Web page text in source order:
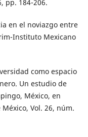
pp. 184-206.
en el noviazgo entre
Instituto Mexicano
como espacio
Un estudio de
México, en
Vol. 26, núm.